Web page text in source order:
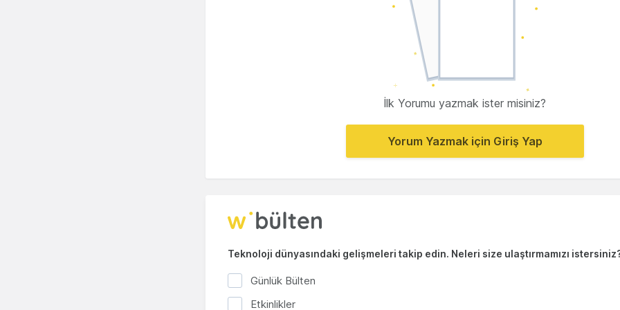
İlk Yorumu yazmak ister misiniz?
Yorum Yazmak için Giriş Yap
Teknoloji dünyasındaki gelişmeleri takip edin. Neleri size ulaştırmamızı
Günlük Bülten
Etkinlikler